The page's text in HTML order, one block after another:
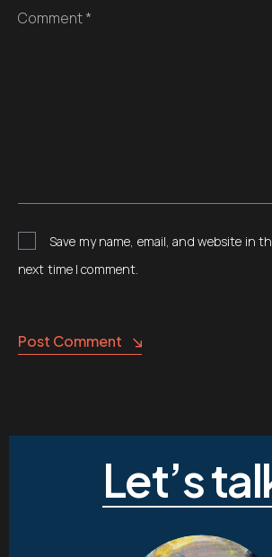
Comment *
Save my name, email, and website in
next time I comment.
Post Comment
Let’s